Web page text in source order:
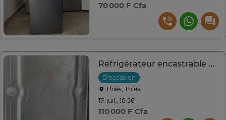
70 000 F Cfa
Réfrigérateur encastrable métallique silencieux performant
D'occasion
Thiès, Thiès
17. juil., 10:56
110 000 F Cfa